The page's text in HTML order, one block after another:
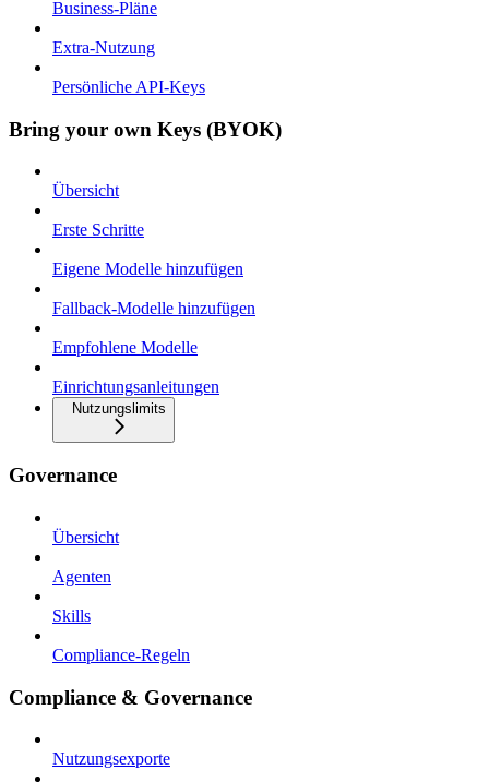
Business-Pläne
Extra-Nutzung
Persönliche API-Keys
Bring your own Keys (BYOK)
Übersicht
Erste Schritte
Eigene Modelle hinzufügen
Fallback-Modelle hinzufügen
Empfohlene Modelle
Einrichtungsanleitungen
Nutzungslimits
Governance
Übersicht
Agenten
Skills
Compliance-Regeln
Compliance & Governance
Nutzungsexporte